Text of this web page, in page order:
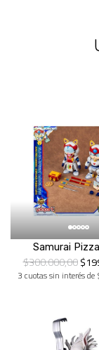
Samurai
$300.000,00
3 cuotas sin interés